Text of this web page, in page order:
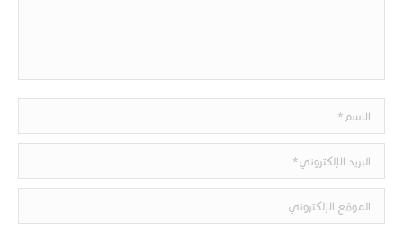
البريد الإلكتروني*
الموقع الإلكتروني